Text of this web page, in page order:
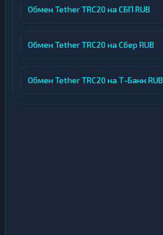
Обмен Tether TRC20 на СБП RUB
Обмен Tether TRC20 на Сбер RUB
Обмен Tether TRC20 на Т-Банк RUB